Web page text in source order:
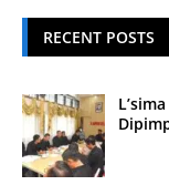
RECENT POSTS